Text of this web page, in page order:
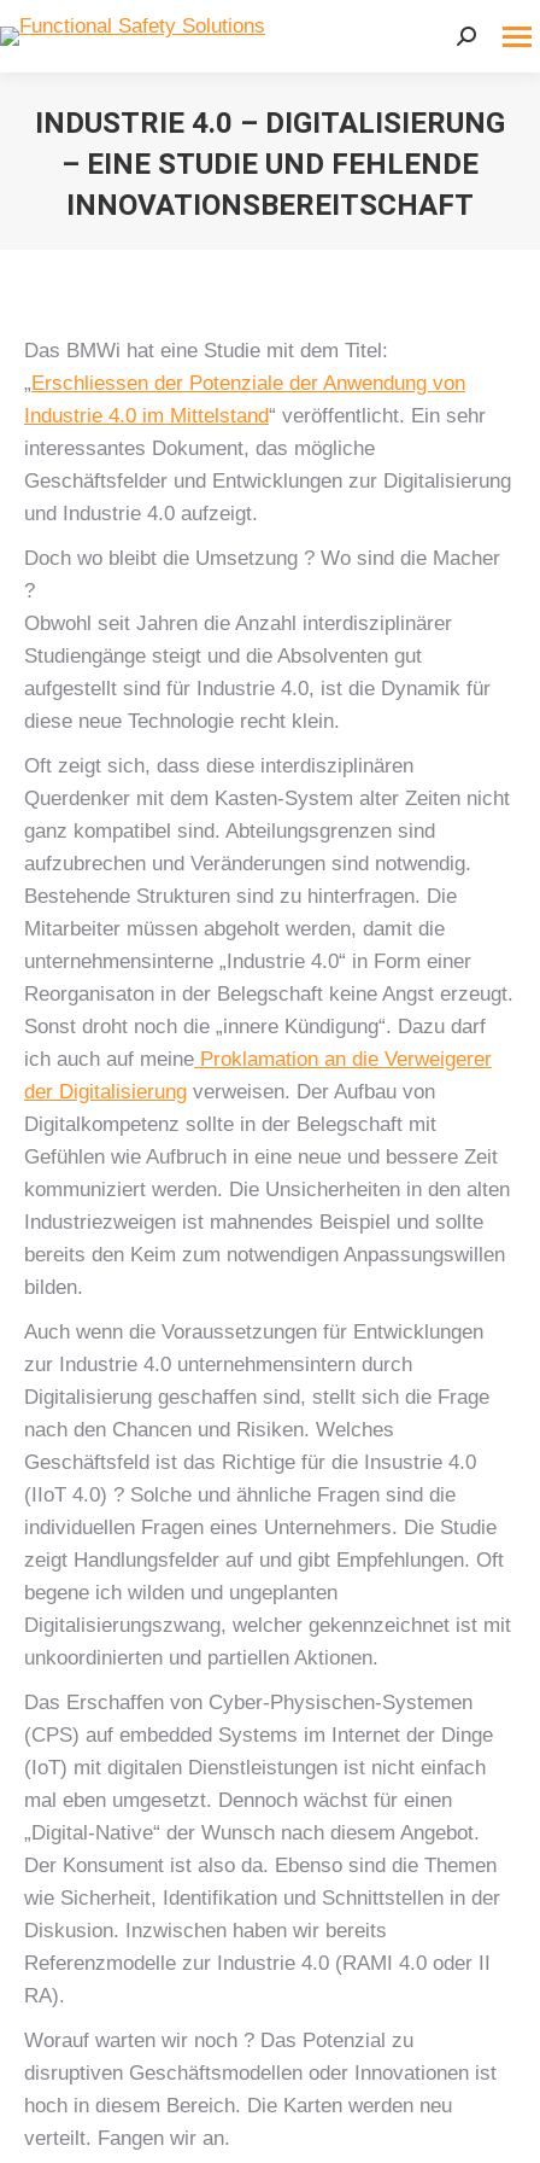
Search:
INDUSTRIE 4.0 – DIGITALISIERUNG
– EINE STUDIE UND FEHLENDE
INNOVATIONSBEREITSCHAFT
Das BMWi hat eine Studie mit dem Titel:
„Erschliessen der Potenziale der Anwendung von
Industrie 4.0 im Mittelstand“ veröffentlicht. Ein sehr
interessantes Dokument, das mögliche
Geschäftsfelder und Entwicklungen zur Digitalisierung
und Industrie 4.0 aufzeigt.
Doch wo bleibt die Umsetzung ? Wo sind die Macher
?
Obwohl seit Jahren die Anzahl interdisziplinärer
Studiengänge steigt und die Absolventen gut
aufgestellt sind für Industrie 4.0, ist die Dynamik für
diese neue Technologie recht klein.
Oft zeigt sich, dass diese interdisziplinären
Querdenker mit dem Kasten-System alter Zeiten nicht
ganz kompatibel sind. Abteilungsgrenzen sind
aufzubrechen und Veränderungen sind notwendig.
Bestehende Strukturen sind zu hinterfragen. Die
Mitarbeiter müssen abgeholt werden, damit die
unternehmensinterne „Industrie 4.0“ in Form einer
Reorganisaton in der Belegschaft keine Angst erzeugt.
Sonst droht noch die „innere Kündigung“. Dazu darf
ich auch auf meine Proklamation an die Verweigerer
der Digitalisierung verweisen. Der Aufbau von
Digitalkompetenz sollte in der Belegschaft mit
Gefühlen wie Aufbruch in eine neue und bessere Zeit
kommuniziert werden. Die Unsicherheiten in den alten
Industriezweigen ist mahnendes Beispiel und sollte
bereits den Keim zum notwendigen Anpassungswillen
bilden.
Auch wenn die Voraussetzungen für Entwicklungen
zur Industrie 4.0 unternehmensintern durch
Digitalisierung geschaffen sind, stellt sich die Frage
nach den Chancen und Risiken. Welches
Geschäftsfeld ist das Richtige für die Insustrie 4.0
(IIoT 4.0) ? Solche und ähnliche Fragen sind die
individuellen Fragen eines Unternehmers. Die Studie
zeigt Handlungsfelder auf und gibt Empfehlungen. Oft
begene ich wilden und ungeplanten
Digitalisierungszwang, welcher gekennzeichnet ist mit
unkoordinierten und partiellen Aktionen.
Das Erschaffen von Cyber-Physischen-Systemen
(CPS) auf embedded Systems im Internet der Dinge
(IoT) mit digitalen Dienstleistungen ist nicht einfach
mal eben umgesetzt. Dennoch wächst für einen
„Digital-Native“ der Wunsch nach diesem Angebot.
Der Konsument ist also da. Ebenso sind die Themen
wie Sicherheit, Identifikation und Schnittstellen in der
Diskusion. Inzwischen haben wir bereits
Referenzmodelle zur Industrie 4.0 (RAMI 4.0 oder II
RA).
Worauf warten wir noch ? Das Potenzial zu
disruptiven Geschäftsmodellen oder Innovationen ist
hoch in diesem Bereich. Die Karten werden neu
verteilt. Fangen wir an.